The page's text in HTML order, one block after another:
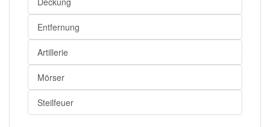
Entfernung
Artillerie
Mörser
Steilfeuer